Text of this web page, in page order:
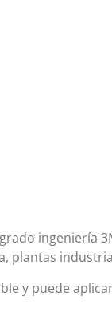
ingeniería
plantas
y puede